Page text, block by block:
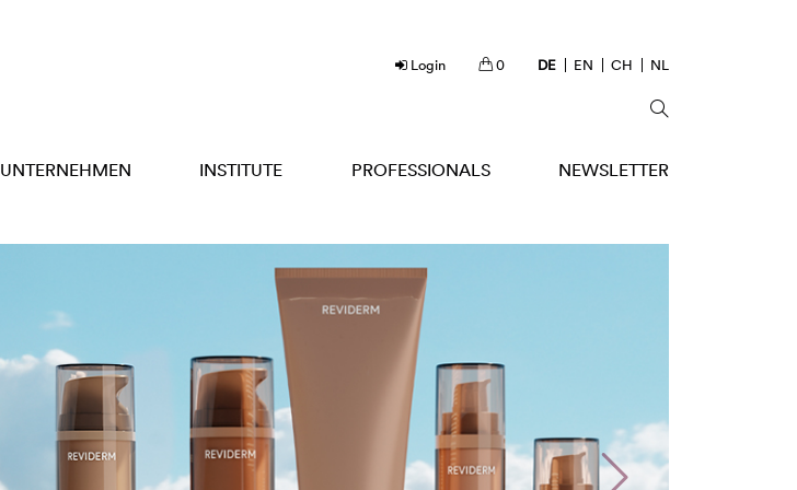
Login 0 DE EN CH NL
UNTERNEHMEN INSTITUTE PROFESSIONALS NEWSLETTER
Shine